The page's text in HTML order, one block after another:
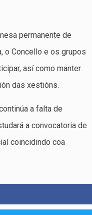
permanente de
o Concello e os grupos
así como manter
das xestións.
a falta de
a convocatoria de
coincidindo coa